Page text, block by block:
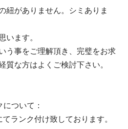
紐がありません。シミありま
います。
う事をご理解頂き、完璧をお求
質な方はよくご検討下さい。
ついて：
ランク付け致しております。